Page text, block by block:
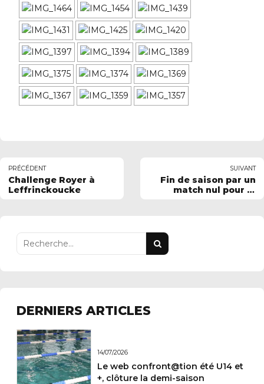
PRÉCÉDENT
Challenge Royer à
Leffrinckoucke
SUIVANT
Fin de saison par un
match nul pour la
DERNIERS ARTICLES
14/07/2026
Le web confront@tion été U14 et
+, clôture la demi-saison